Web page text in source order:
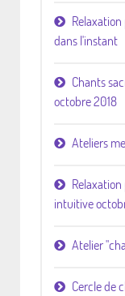
dans l'instant
Chants
octobre 2018
Ateliers
intuitive
Atelier
Cercle de